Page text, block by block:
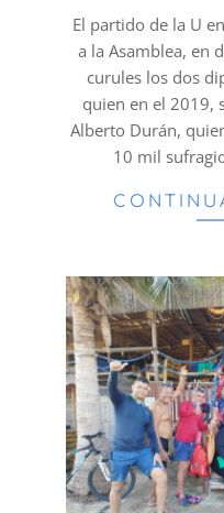
26
El partido de la U
a la Asamblea, en
curules los dos
quien en el 2019,
Alberto Durán,
10 mil